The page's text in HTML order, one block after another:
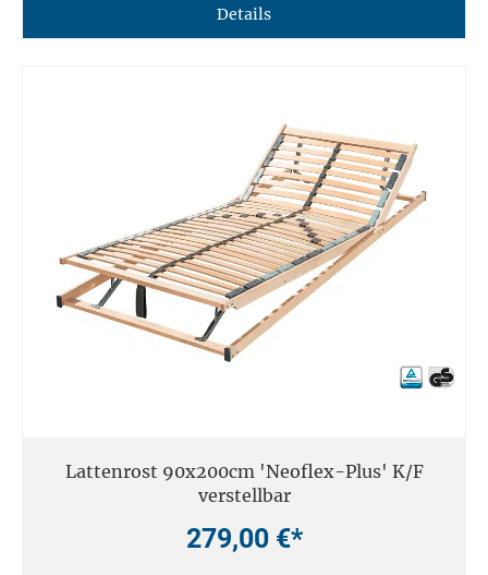
Details
Lattenrost 90x200cm 'Neoflex-Plus' K/F
verstellbar
279,00 €*